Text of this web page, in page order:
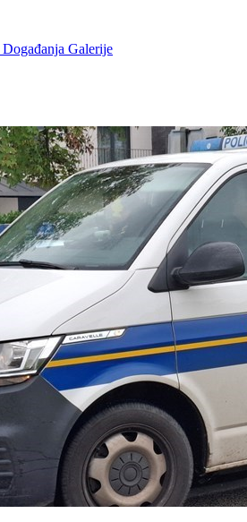
Događanja Galerije